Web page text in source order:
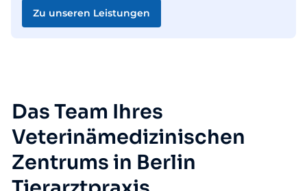
Zu unseren Leistungen
Das Team Ihres
Veterinämedizinischen
Zentrums in Berlin